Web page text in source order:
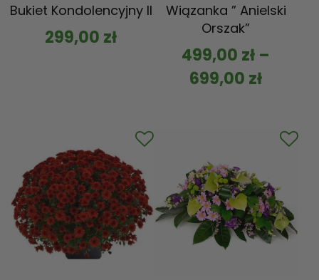
Bukiet Kondolencyjny II
299,00 zł
Wiązanka ” Anielski
Orszak”
499,00 zł –
699,00 zł